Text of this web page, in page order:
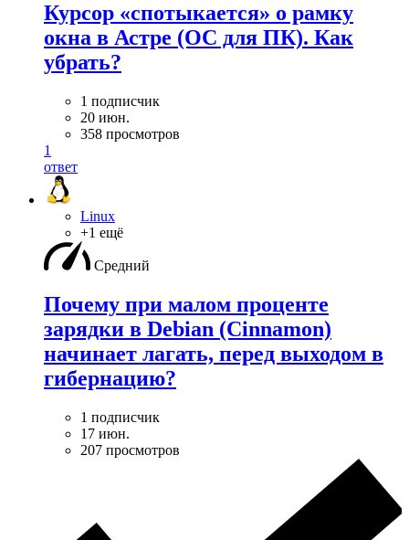
Курсор «спотыкается» о рамку
окна в Астре (ОС для ПК). Как
убрать?
1 подписчик
20 июн.
358 просмотров
1
ответ
Linux
+1 ещё
Средний
Почему при малом проценте
зарядки в Debian (Cinnamon)
начинает лагать, перед выходом в
гибернацию?
1 подписчик
17 июн.
207 просмотров